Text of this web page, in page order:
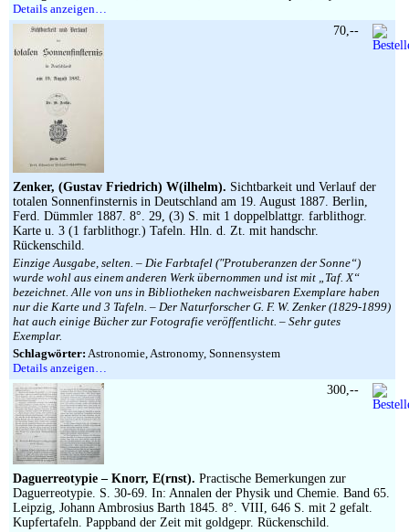
Details anzeigen…
Zenker, (Gustav Friedrich) W(ilhelm). Sichtbarkeit und Verlauf der
totalen Sonnenfinsternis in Deutschland am 19. August 1887. Berlin,
Ferd. Dümmler 1887. 8°. 29, (3) S. mit 1 doppelblattgr. farblithogr.
Karte u. 3 (1 farblithogr.) Tafeln. Hln. d. Zt. mit handschr.
Rückenschild.
Einzige Ausgabe, selten. – Die Farbtafel (″Protuberanzen der Sonne“)
wurde wohl aus einem anderen Werk übernommen und ist mit „Taf. X“
bezeichnet. Alle von uns in Bibliotheken nachweisbaren Exemplare haben
nur die Karte und 3 Tafeln. – Der Naturforscher G. F. W. Zenker (1829-1899)
hat auch einige Bücher zur Fotografie veröffentlicht. – Sehr gutes
Exemplar.
Schlagwörter: Astronomie, Astronomy, Sonnensystem
Details anzeigen…
70,--
Daguerreotypie – Knorr, E(rnst). Practische Bemerkungen zur
Daguerreotypie. S. 30-69. In: Annalen der Physik und Chemie. Band 65.
Leipzig, Johann Ambrosius Barth 1845. 8°. VIII, 646 S. mit 2 gefalt.
Kupfertafeln. Pappband der Zeit mit goldgepr. Rückenschild.
300,--